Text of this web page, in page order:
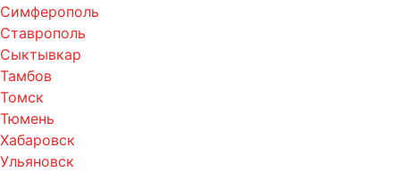
Симферополь
Ставрополь
Сыктывкар
Тамбов
Томск
Тюмень
Хабаровск
Ульяновск